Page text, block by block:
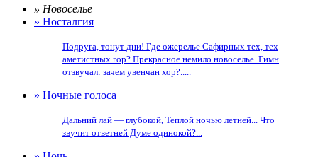
» Новоселье
» Носталгия
Подруга, тонут дни! Где ожерелье Сафирных тех, тех
аметистных гор? Прекрасное немило новоселье. Гимн
отзвучал: зачем увенчан хор?.....
» Ночные голоса
Дальний лай — глубокой, Теплой ночью летней... Что
звучит ответней Думе одинокой?...